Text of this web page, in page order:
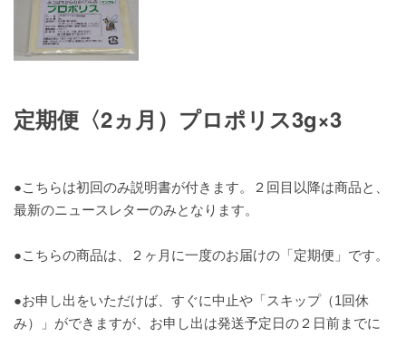
定期便〈2ヵ月）プロポリス3g×3
●こちらは初回のみ説明書が付きます。２回目以降は商品と、
最新のニュースレターのみとなります。
●こちらの商品は、２ヶ月に一度のお届けの「定期便」です。
●お申し出をいただけば、すぐに中止や「スキップ（1回休
み）」ができますが、お申し出は発送予定日の２日前までに